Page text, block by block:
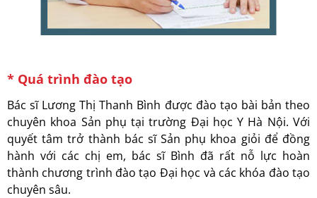
* Quá trình đào tạo
Bác sĩ Lương Thị Thanh Bình được đào tạo bài bản theo
chuyên khoa Sản phụ tại trường Đại học Y Hà Nội. Với
quyết tâm trở thành bác sĩ Sản phụ khoa giỏi để đồng
hành với các chị em, bác sĩ Bình đã rất nỗ lực hoàn
thành chương trình đào tạo Đại học và các khóa đào tạo
chuyên sâu.